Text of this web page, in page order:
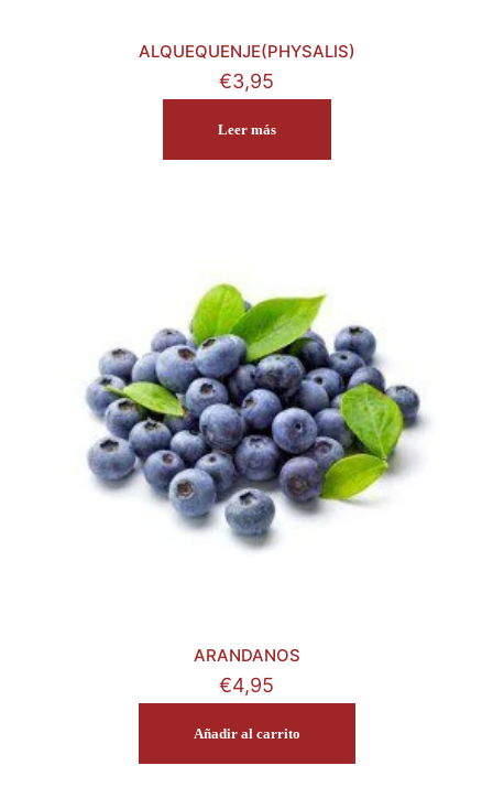
ALQUEQUENJE(PHYSALIS)
€3,95
Leer más
ARANDANOS
€4,95
Añadir al carrito